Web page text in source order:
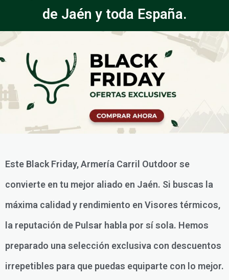
de Jaén y toda España.
Este Black Friday, Armería Carril Outdoor se
convierte en tu mejor aliado en Jaén. Si buscas la
máxima calidad y rendimiento en Visores térmicos,
la reputación de Pulsar habla por sí sola. Hemos
preparado una selección exclusiva con descuentos
irrepetibles para que puedas equiparte con lo mejor.